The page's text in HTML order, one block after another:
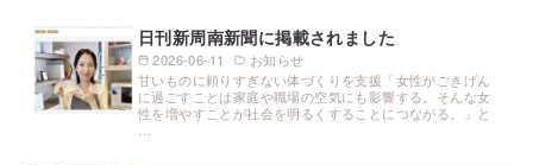
2026-06-11 お知らせ
日刊新周南新聞に掲載されました
甘いものに頼りすぎない体づくりを支援「女性がごきげん
に過ごすことは家庭や職場の空気にも影響する。そんな女
性を増やすことが社会を明るくすることにつながる。」と